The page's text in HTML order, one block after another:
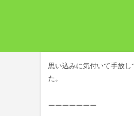
思い込みに気付いて手放
た。
ーーーーーーー